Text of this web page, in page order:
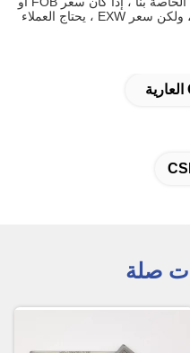
CIF ، فسوف نقوم بترتيب الشحن لك ، ولكن سعر EXW ، يحتاج العملاء
صلة